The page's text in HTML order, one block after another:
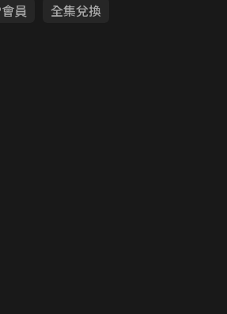
員 全集兌換